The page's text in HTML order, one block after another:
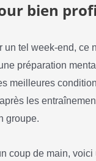
bien
un tel week-end, ce
préparation
meilleures
les
groupe.
coup de main,